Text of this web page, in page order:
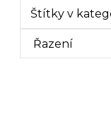
Štítky v